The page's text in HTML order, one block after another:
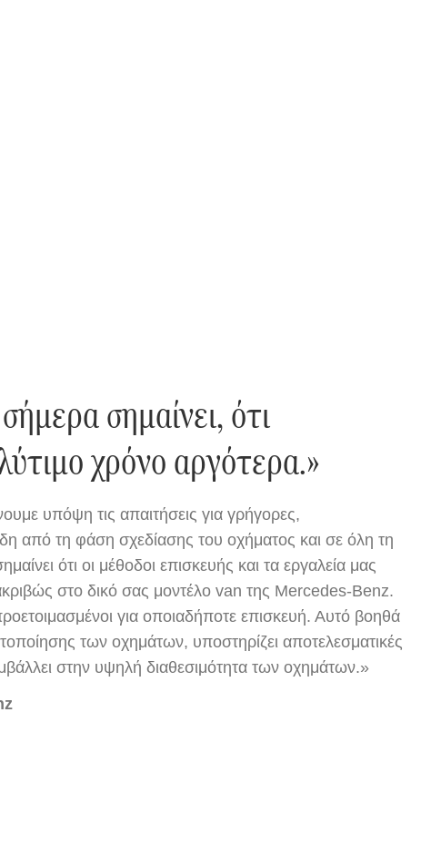
σημαίνει, ότι
χρόνο αργότερα.»
υπόψη τις απαιτήσεις για γρήγορες,
από τη φάση σχεδίασης του οχήματος και σε όλη τη
ότι οι μέθοδοι επισκευής και τα εργαλεία μας
στο δικό σας μοντέλο van της Mercedes-Benz.
για οποιαδήποτε επισκευή. Αυτό βοηθά
των οχημάτων, υποστηρίζει αποτελεσματικές
στην υψηλή διαθεσιμότητα των οχημάτων.»